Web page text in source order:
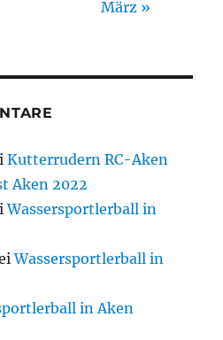
März »
Kutterrudern RC-Aken
Aken 2022
Wassersportlerball in
Wassersportlerball in
in Aken